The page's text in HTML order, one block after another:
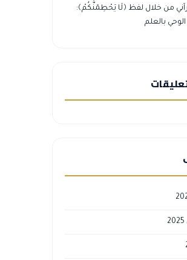
من خلال لفظ ﴿لَا يَحْطِمَنَّكُمْ﴾:
بالعلم